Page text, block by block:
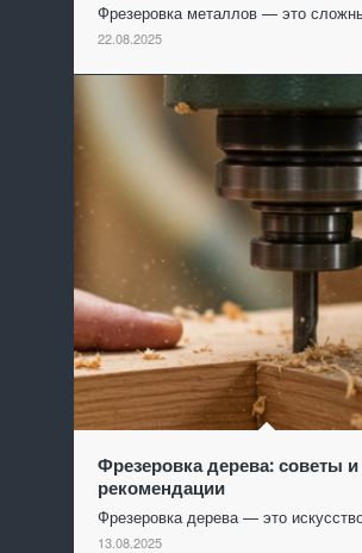
Фрезеровка металлов — это
22.08.2025
Фрезеровка дерева: советы и
рекомендации
Фрезеровка дерева — это
13.08.2025